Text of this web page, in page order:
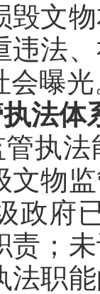
毁文
违法
会曝
法体
管执
文物
政府
责 ；
法职